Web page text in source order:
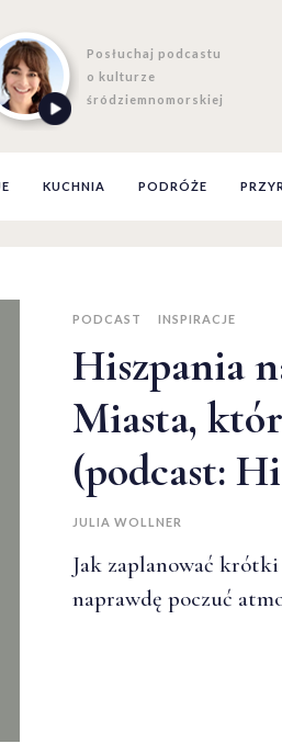
Posłuchaj podcastu
o kulturze
śródziemnomorskiej
KUCHNIA PODRÓŻE
PODCAST INSPIRACJE
Hiszpania
Miasta,
(podcast:
JULIA WOLLNER
Jak zaplanować
naprawdę poczuć